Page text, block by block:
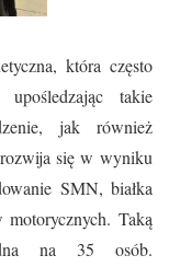
która często
takie
jak również
się w wyniku
SMN, białka
Taką
na 35 osób.